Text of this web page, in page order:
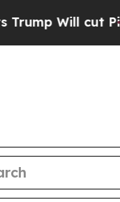
cut Pirro